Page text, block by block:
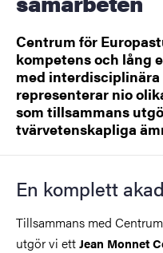
Centrum för
kompetens och lång
med
representerar nio
som tillsammans
tvärvetenskapliga
En komplett
Tillsammans med
utgör vi ettJean Monnet